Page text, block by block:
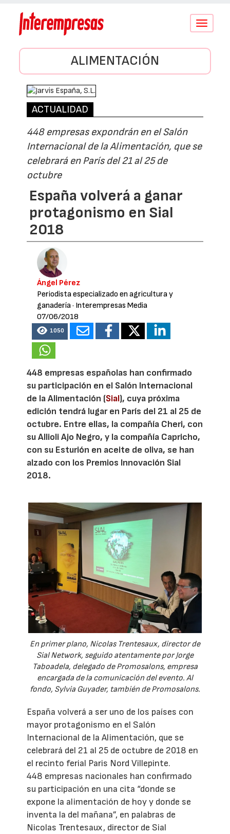
Conmutar
ALIMENTACIÓN
ACTUALIDAD
448 empresas expondrán en el Salón
Internacional de la Alimentación, que se
celebrará en París del 21 al 25 de
octubre
España volverá a ganar
protagonismo en Sial
2018
Ángel Pérez
Periodista especializado en agricultura y
ganadería· Interempresas Media
07/06/2018
1050
448 empresas españolas han confirmado
su participación en el Salón Internacional
de la Alimentación (Sial), cuya próxima
edición tendrá lugar en París del 21 al 25 de
octubre. Entre ellas, la compañía Cheri, con
su Allioli Ajo Negro, y la compañía Capricho,
con su Esturión en aceite de oliva, se han
alzado con los Premios Innovación Sial
2018.
En primer plano, Nicolas Trentesaux, director de
Sial Network, seguido atentamente por Jorge
Taboadela, delegado de Promosalons, empresa
encargada de la comunicación del evento. Al
fondo, Sylvia Guyader, también de Promosalons.
España volverá a ser uno de los países con
mayor protagonismo en el Salón
Internacional de la Alimentación, que se
celebrará del 21 al 25 de octubre de 2018 en
el recinto ferial Paris Nord Villepinte.
448 empresas nacionales han confirmado
su participación en una cita “donde se
expone la alimentación de hoy y donde se
inventa la del mañana”, en palabras de
Nicolas Trentesaux, director de Sial